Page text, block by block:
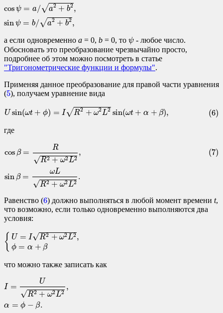
cosψ = a/√a2 + b2,
sinψ = b/√a2 + b2,
cos
а если одновременно a = 0, b = 0, то ψ
ψ - любое число.
Обосновать это преобразование чрезвычайно просто,
подробнее об этом можно посмотреть в статье
"Тригонометрические функции и формулы".
Применяя данное преобразование для правой части уравнения
(5
5), получаем уравнение вида
U sin(ωt + ϕ) = I√R2 + ω2L2 sin(ωt + α + β), (6)
sin(ωt+ϕ)=IR2+ L +
где
cos β = R
√R2 + ω2L2
,
sin β = ωL
√R2 + ω2L2
.
(7)
(7)cos
Равенство (6
6) должно выполняться в любой момент времени t,
что возможно, если только одновременно выполняются два
условия:
{ U = I√R2 + ω2L2,
ϕ = α + β
{ U= 2 ω2L2,ϕ=α+β
что можно также записать как
I = U
√R2 + ω2L2
,
α = ϕ − β.